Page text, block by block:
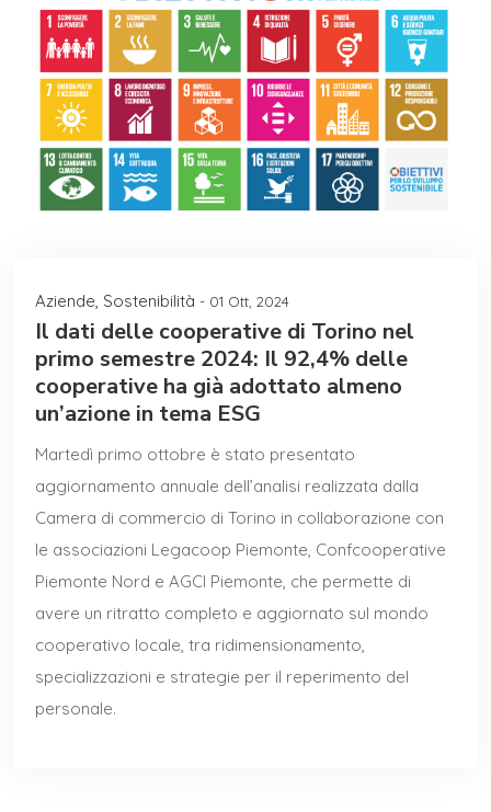
Aziende, Sostenibilità - 01 Ott, 2024
Il dati delle cooperative di Torino nel
primo semestre 2024: Il 92,4% delle
cooperative ha già adottato almeno
un’azione in tema ESG
Martedì primo ottobre è stato presentato
aggiornamento annuale dell’analisi realizzata dalla
Camera di commercio di Torino in collaborazione con
le associazioni Legacoop Piemonte, Confcooperative
Piemonte Nord e AGCI Piemonte, che permette di
avere un ritratto completo e aggiornato sul mondo
cooperativo locale, tra ridimensionamento,
specializzazioni e strategie per il reperimento del
personale.